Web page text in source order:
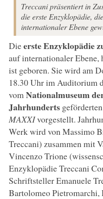
Treccani präsentiert in
die erste Enzyklopädie,
internationaler Ebene
Dieerste Enzyklopädie
auf internationaler Ebene,
ist geboren. Sie wird am
18.30 Uhr im Auditorium
vom Nationalmuseum
Jahrhunderts
MAXXIvorgestellt.
Werk wird von Massimo
Treccani) zusammen mit
Vincenzo Trione
Enzyklopädie Treccani
Schriftsteller Emanuele
Bartolomeo